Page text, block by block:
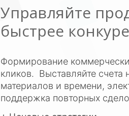
Управляйте
быстрее
Формирование
кликов. Выставляйте счета
материалов и времени,
поддержка повторных